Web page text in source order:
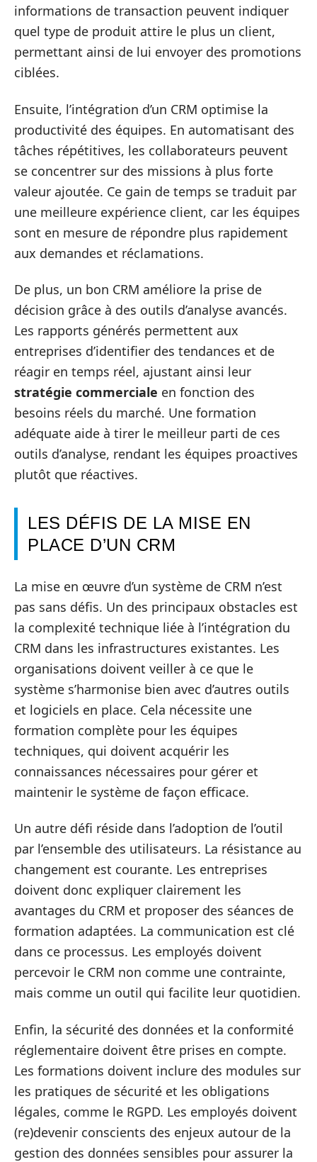
informations de transaction peuvent indiquer
quel type de produit attire le plus un client,
permettant ainsi de lui envoyer des promotions
ciblées.
Ensuite, l’intégration d’un CRM optimise la
productivité des équipes. En automatisant des
tâches répétitives, les collaborateurs peuvent
se concentrer sur des missions à plus forte
valeur ajoutée. Ce gain de temps se traduit par
une meilleure expérience client, car les équipes
sont en mesure de répondre plus rapidement
aux demandes et réclamations.
De plus, un bon CRM améliore la prise de
décision grâce à des outils d’analyse avancés.
Les rapports générés permettent aux
entreprises d’identifier des tendances et de
réagir en temps réel, ajustant ainsi leur
stratégie commerciale en fonction des
besoins réels du marché. Une formation
adéquate aide à tirer le meilleur parti de ces
outils d’analyse, rendant les équipes proactives
plutôt que réactives.
LES DÉFIS DE LA MISE EN
PLACE D’UN CRM
La mise en œuvre d’un système de CRM n’est
pas sans défis. Un des principaux obstacles est
la complexité technique liée à l’intégration du
CRM dans les infrastructures existantes. Les
organisations doivent veiller à ce que le
système s’harmonise bien avec d’autres outils
et logiciels en place. Cela nécessite une
formation complète pour les équipes
techniques, qui doivent acquérir les
connaissances nécessaires pour gérer et
maintenir le système de façon efficace.
Un autre défi réside dans l’adoption de l’outil
par l’ensemble des utilisateurs. La résistance au
changement est courante. Les entreprises
doivent donc expliquer clairement les
avantages du CRM et proposer des séances de
formation adaptées. La communication est clé
dans ce processus. Les employés doivent
percevoir le CRM non comme une contrainte,
mais comme un outil qui facilite leur quotidien.
Enfin, la sécurité des données et la conformité
réglementaire doivent être prises en compte.
Les formations doivent inclure des modules sur
les pratiques de sécurité et les obligations
légales, comme le RGPD. Les employés doivent
(re)devenir conscients des enjeux autour de la
gestion des données sensibles pour assurer la